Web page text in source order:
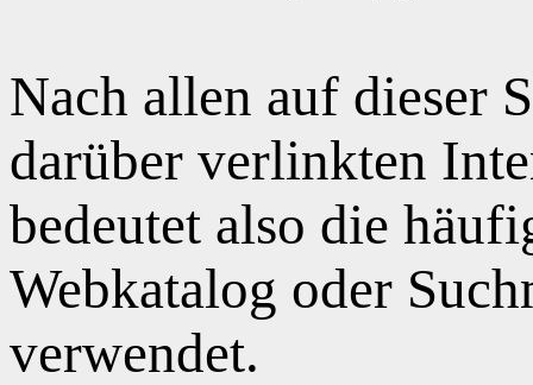
Nach allen auf dieser
darüber verlinkten
bedeutet also die
Webkatalog oder
verwendet.